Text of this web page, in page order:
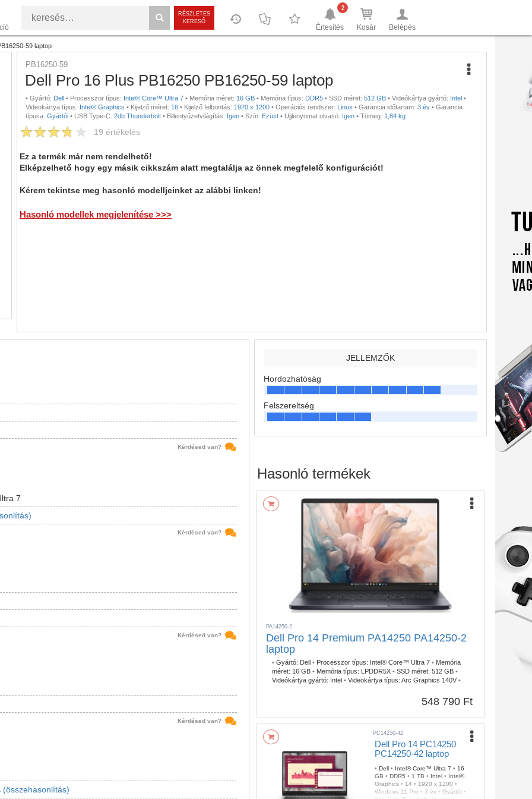
RÉSZLETES
KERESŐ
Értesítés
2
Kosár Belépés
59 laptop
PB16250-59
Dell Pro 16 Plus PB16250 PB16250-59 laptop
• Gyártó: Dell • Processzor típus: Intel® Core™ Ultra 7 • Memória méret: 16 GB • Memória típus: DDR5 • SSD méret: 512 GB • Videókártya gyártó: Intel •
Videokártya típus: Intel® Graphics • Kijelző méret: 16 • Kijelző felbontás: 1920 x 1200 • Operációs rendszer: Linux • Garancia időtartam: 3 év • Garancia
típusa: Gyártói • USB Type-C: 2db Thunderbolt • Billentyűzetvilágítás: Igen • Szín: Ezüst • Ujjlenyomat olvasó: Igen • Tömeg: 1,84 kg
19 értékelés
Ez a termék már nem rendelhető!
Elképzelhető hogy egy másik cikkszám alatt megtalálja az önnek megfelelő konfigurációt!
Kérem tekintse meg hasonló modelljeinket az alábbi linken!
Hasonló modellek megjelenítése >>>
Kérdésed van?
7
Kérdésed van?
Kérdésed van?
Kérdésed van?
(összehasonlítás)
JELLEMZŐK
Hordozhatóság
Felszereltség
Hasonló termékek
PA14250-2
Dell Pro 14 Premium PA14250 PA14250-2
laptop
• Gyártó: Dell • Processzor típus: Intel® Core™ Ultra 7 • Memória
méret: 16 GB • Memória típus: LPDDR5X • SSD méret: 512 GB •
Videókártya gyártó: Intel • Videokártya típus: Arc Graphics 140V •
3 év
Garancia
Billentyűzetvilágítás:
548 790 Ft
PC14250-42
Dell Pro 14 PC14250
PC14250-42 laptop
• Dell • Intel® Core™ Ultra 7 • 16
GB • DDR5 • 1 TB • Intel • Intel®
Graphics • 14 • 1920 x 1200 •
Windows 11 Pro • 3 év • Gyártói •